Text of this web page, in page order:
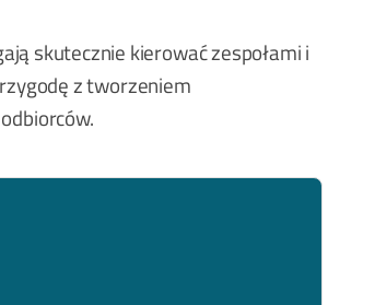
skutecznie kierować zespołami i
z tworzeniem